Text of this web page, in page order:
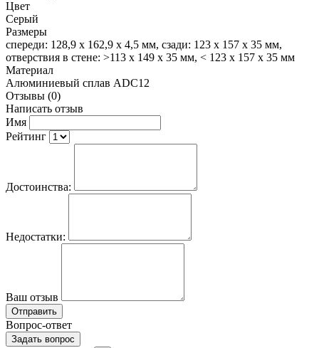
Цвет
Серый
Размеры
спереди: 128,9 х 162,9 х 4,5 мм, сзади: 123 х 157 х 35 мм,
отверствия в стене: >113 x 149 x 35 мм, < 123 x 157 x 35 мм
Материал
Алюминиевый сплав ADC12
Отзывы (0)
Написать отзыв
Имя
Рейтинг
Достоинства:
Недостатки:
Ваш отзыв
Отправить
Вопрос-ответ
Задать вопрос